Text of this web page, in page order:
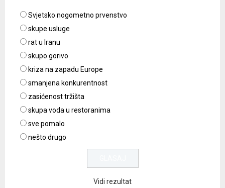
Svjetsko nogometno prvenstvo
skupe usluge
rat u Iranu
skupo gorivo
kriza na zapadu Europe
smanjena konkurentnost
zasićenost tržišta
skupa voda u restoranima
sve pomalo
nešto drugo
Vidi rezultat